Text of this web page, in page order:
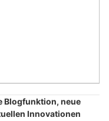
Blogfunktion, neue
Innovationen